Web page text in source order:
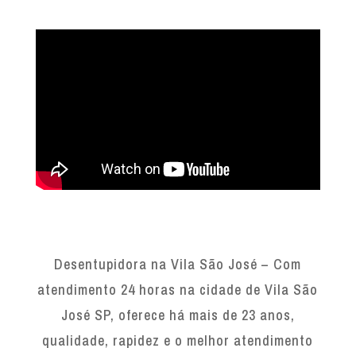
Desentupidora na Vila São José – Com
atendimento 24 horas na cidade de Vila São
José SP, oferece há mais de 23 anos,
qualidade, rapidez e o melhor atendimento